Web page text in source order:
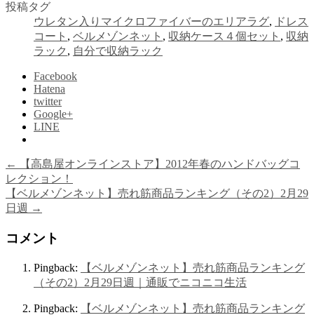
投稿タグ
ウレタン入りマイクロファイバーのエリアラグ, ドレス
コート , ベルメゾンネット , 収納ケース４個セット , 収納
ラック , 自分で収納ラック
Facebook
Hatena
twitter
Google+
LINE
←
【高島屋オンラインストア】2012年春のハンドバッグコ
レクション！
【ベルメゾンネット】売れ筋商品ランキング（その2）2月29
日週 →
コメント
Pingback:
【ベルメゾンネット】売れ筋商品ランキング
（その2）2月29日週｜通販でニコニコ生活
Pingback:
【ベルメゾンネット】売れ筋商品ランキング